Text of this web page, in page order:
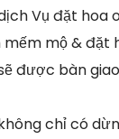
Vụ đặt hoa
mộ &
được bàn
chỉ có